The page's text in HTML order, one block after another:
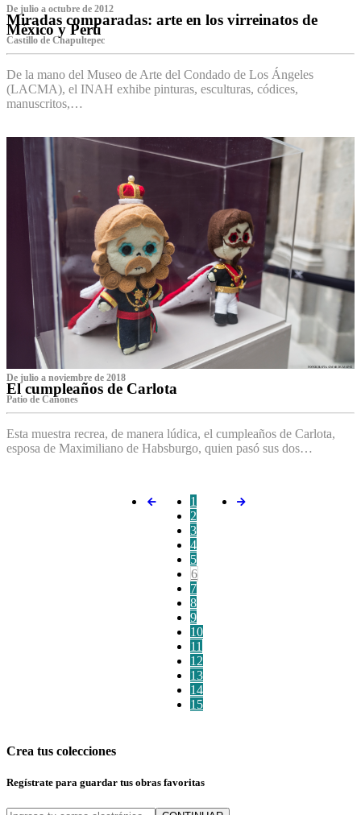
De julio a octubre de 2012
Miradas comparadas: arte en los virreinatos de
México y Perú
Castillo de Chapultepec
De la mano del Museo de Arte del Condado de Los Ángeles
(LACMA), el INAH exhibe pinturas, esculturas, códices,
manuscritos,…
De julio a noviembre de 2018
El cumpleaños de Carlota
Patio de Cañones
Esta muestra recrea, de manera lúdica, el cumpleaños de Carlota,
esposa de Maximiliano de Habsburgo, quien pasó sus dos…
1
2
3
4
5
6
7
8
9
10
11
12
13
14
15
Crea tus colecciones
Regístrate para guardar tus obras favoritas